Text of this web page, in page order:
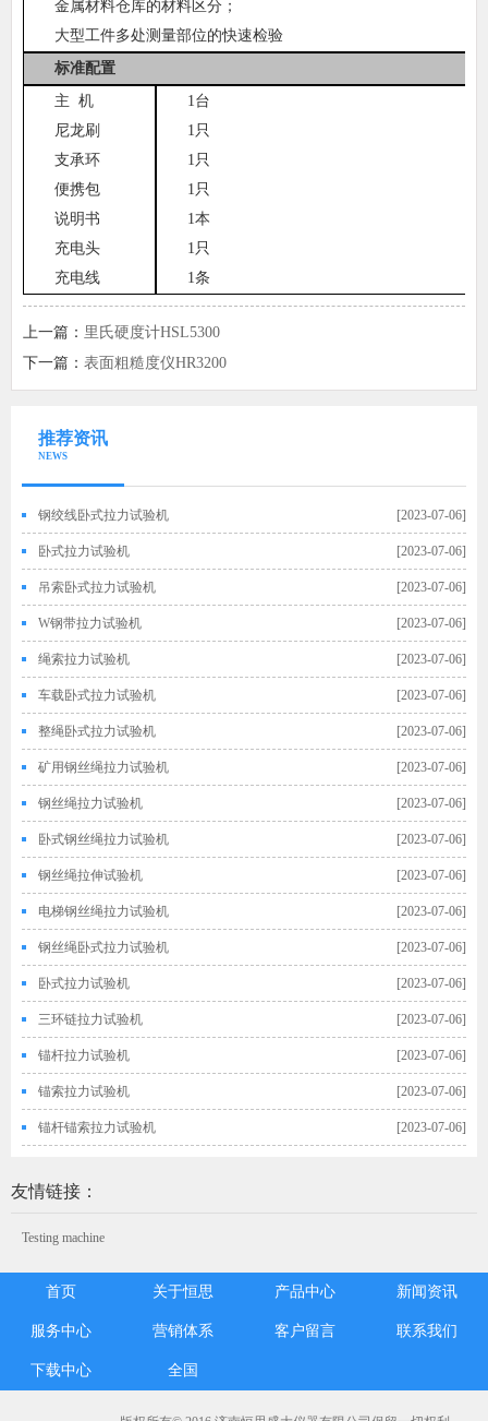
金属材料仓库的材料区分；
大型工件多处测量部位的快速检验
标准配置
主 机
尼龙刷
支承环
便携包
说明书
充电头
充电线
1台
1只
1只
1只
1本
1只
1条
上一篇： 里氏硬度计HSL5300
下一篇： 表面粗糙度仪HR3200
推荐资讯
NEWS
[2023-07-06]
钢绞线卧式拉力试验机
[2023-07-06]
卧式拉力试验机
[2023-07-06]
吊索卧式拉力试验机
[2023-07-06]
W钢带拉力试验机
[2023-07-06]
绳索拉力试验机
[2023-07-06]
车载卧式拉力试验机
[2023-07-06]
整绳卧式拉力试验机
[2023-07-06]
矿用钢丝绳拉力试验机
[2023-07-06]
钢丝绳拉力试验机
[2023-07-06]
卧式钢丝绳拉力试验机
[2023-07-06]
钢丝绳拉伸试验机
[2023-07-06]
电梯钢丝绳拉力试验机
[2023-07-06]
钢丝绳卧式拉力试验机
[2023-07-06]
卧式拉力试验机
[2023-07-06]
三环链拉力试验机
[2023-07-06]
锚杆拉力试验机
[2023-07-06]
锚索拉力试验机
[2023-07-06]
锚杆锚索拉力试验机
友情链接：
Testing machine
首页 关于恒思 产品中心 新闻资讯
服务中心 营销体系 客户留言 联系我们
下载中心 全国